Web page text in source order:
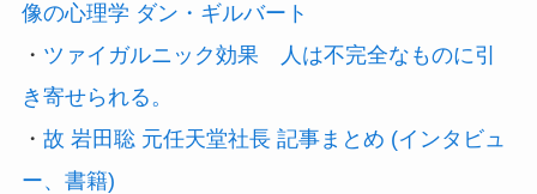
像の心理学 ダン・ギルバート
・ ツァイガルニック効果 人は不完全なものに引
き寄せられる。
・ 故 岩田聡 元任天堂社長 記事まとめ (インタビュ
ー、書籍)